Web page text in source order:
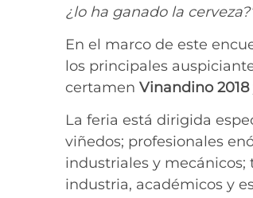
¿lo ha ganado la
En el marco de este
los principales
certamen Vinandino 2018
La feria está dirigida
viñedos; profesionales
industriales y mecánicos;
industria, académicos y